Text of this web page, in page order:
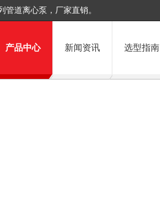
道离心泵，厂家直销。
产品中心 新闻资讯 选型指南